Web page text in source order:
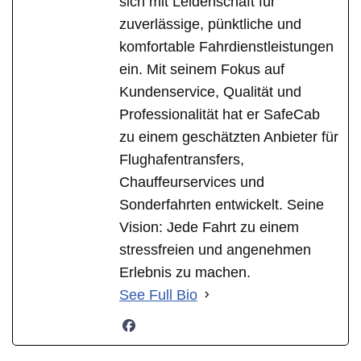
zuverlässige, pünktliche und
komfortable Fahrdienstleistungen
ein. Mit seinem Fokus auf
Kundenservice, Qualität und
Professionalität hat er SafeCab
zu einem geschätzten Anbieter für
Flughafentransfers,
Chauffeurservices und
Sonderfahrten entwickelt. Seine
Vision: Jede Fahrt zu einem
stressfreien und angenehmen
Erlebnis zu machen.
See Full Bio